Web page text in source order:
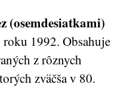
(osemdesiatkami)
1992. Obsahuje
z rôznych
zväčša v 80.